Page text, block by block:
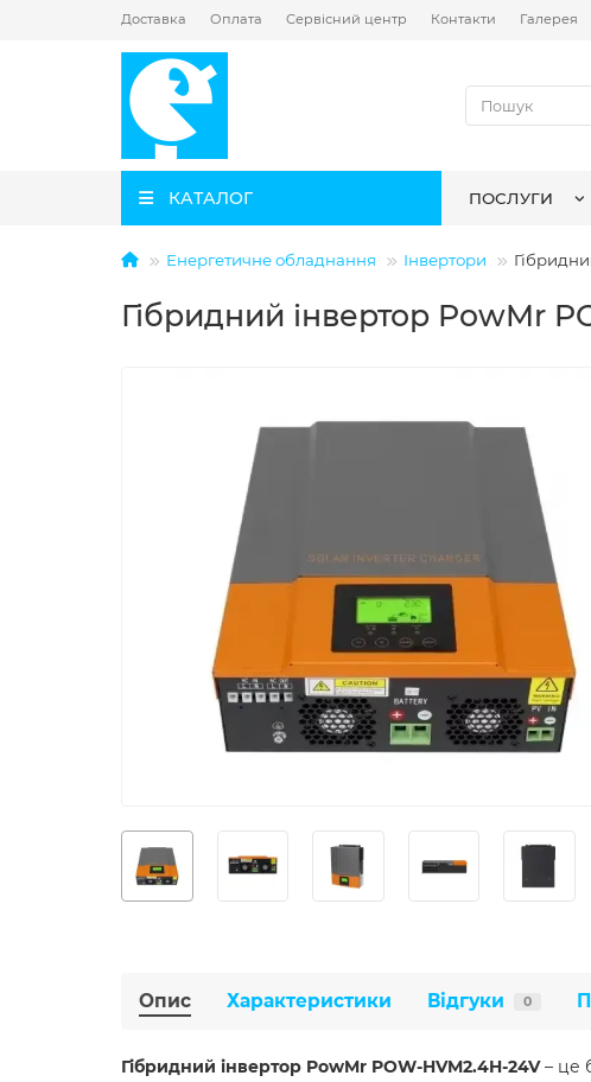
Доставка Оплата Сервісний центр Контакти Галерея
КАТАЛОГ ПОСЛУГИ
Енергетичне обладнання Інвертори
Гібридний інвертор PowMr
Опис Характеристики Відгуки 0
Гібридний інвертор PowMr POW-HVM2.4H-24V– це